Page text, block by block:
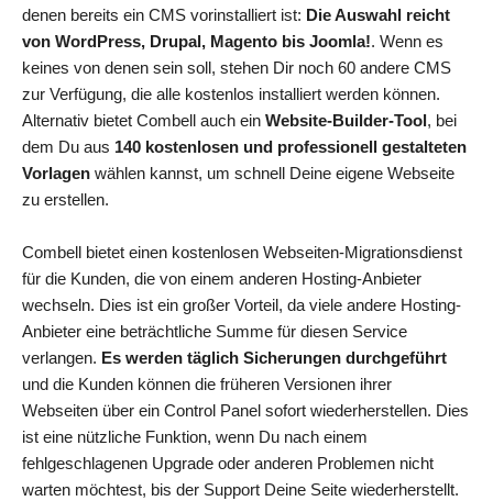
denen bereits ein CMS vorinstalliert ist: Die Auswahl reicht
von WordPress, Drupal, Magento bis Joomla!. Wenn es
keines von denen sein soll, stehen Dir noch 60 andere CMS
zur Verfügung, die alle kostenlos installiert werden können.
Alternativ bietet Combell auch ein Website-Builder-Tool, bei
dem Du aus 140 kostenlosen und professionell gestalteten
Vorlagen wählen kannst, um schnell Deine eigene Webseite
zu erstellen.
Combell bietet einen kostenlosen Webseiten-Migrationsdienst
für die Kunden, die von einem anderen Hosting-Anbieter
wechseln. Dies ist ein großer Vorteil, da viele andere Hosting-
Anbieter eine beträchtliche Summe für diesen Service
verlangen. Es werden täglich Sicherungen durchgeführt
und die Kunden können die früheren Versionen ihrer
Webseiten über ein Control Panel sofort wiederherstellen. Dies
ist eine nützliche Funktion, wenn Du nach einem
fehlgeschlagenen Upgrade oder anderen Problemen nicht
warten möchtest, bis der Support Deine Seite wiederherstellt.